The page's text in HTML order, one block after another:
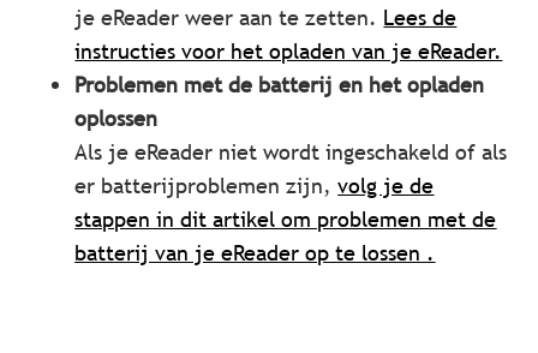
je eReader weer aan te zetten. Lees de
instructies voor het opladen van je eReader.
Problemen met de batterij en het opladen
oplossen
Als je eReader niet wordt ingeschakeld of als
er batterijproblemen zijn,volg je de
stappen in dit artikel om problemen met de
batterij van je eReader op te lossen .